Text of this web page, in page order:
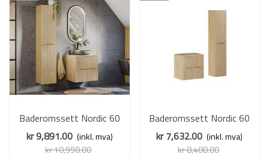
Baderomssett Nordic 60
cm - eik - med servant
kr 9,891.00 (inkl. mva)
kr 10,990.00
Baderomssett Nordic 60
cm - eik - 3 deler
kr 7,632.00 (inkl. mva)
kr 8,480.00